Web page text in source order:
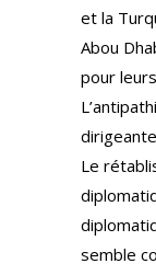
et la
Abou
pour
Le
semble